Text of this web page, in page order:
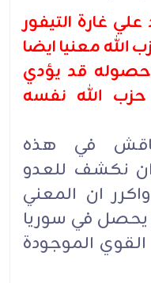
علي غارة التيفور
الله معنيا ايضا
حصوله قد يؤدي
الله نفسه
في هذه
ان نكشف للعدو
ان المعني
يحصل في سوريا
الموجودة